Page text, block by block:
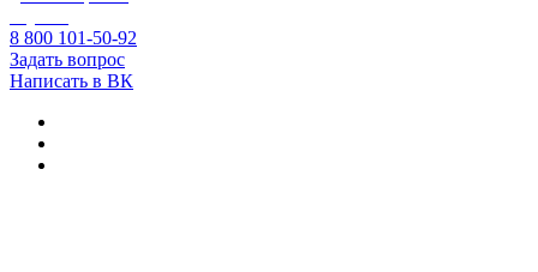
8 800 101-50-92
Задать вопрос
Написать в ВК